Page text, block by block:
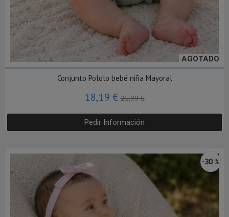
AGOTADO
Conjunto Pololo bebé niña Mayoral
18,19 €25,99 €
Pedir Información
-30 %